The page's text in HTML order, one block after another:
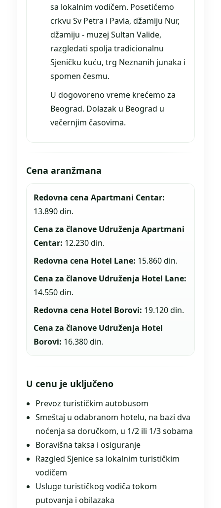
sa lokalnim vodičem. Posetićemo
crkvu Sv Petra i Pavla, džamiju Nur,
džamiju - muzej Sultan Valide,
razgledati spolja tradicionalnu
Sjeničku kuću, trg Neznanih junaka i
spomen česmu.
U dogovoreno vreme krećemo za
Beograd. Dolazak u Beograd u
večernjim časovima.
Cena aranžmana
Redovna cena Apartmani Centar:
13.890 din.
Cena za članove Udruženja Apartmani
Centar: 12.230 din.
Redovna cena Hotel Lane: 15.860 din.
Cena za članove Udruženja Hotel Lane:
14.550 din.
Redovna cena Hotel Borovi: 19.120 din.
Cena za članove Udruženja Hotel
Borovi: 16.380 din.
U cenu je uključeno
Prevoz turističkim autobusom
Smeštaj u odabranom hotelu, na bazi dva
noćenja sa doručkom, u 1/2 ili 1/3 sobama
Boravišna taksa i osiguranje
Razgled Sjenice sa lokalnim turističkim
vodičem
Usluge turističkog vodiča tokom
putovanja i obilazaka